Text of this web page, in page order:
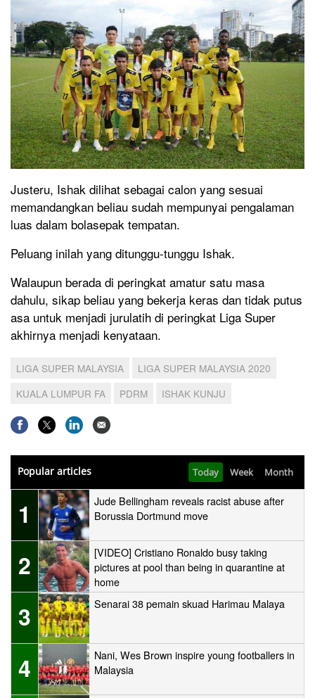
Justeru, Ishak dilihat sebagai calon yang sesuai
memandangkan beliau sudah mempunyai pengalaman
luas dalam bolasepak tempatan.
Peluang inilah yang ditunggu-tunggu Ishak.
Walaupun berada di peringkat amatur satu masa
dahulu, sikap beliau yang bekerja keras dan tidak putus
asa untuk menjadi jurulatih di peringkat Liga Super
akhirnya menjadi kenyataan.
LIGA SUPER MALAYSIA
LIGA SUPER MALAYSIA 2020
KUALA LUMPUR FA
PDRM ISHAK KUNJU
Popular articles Today Week Month
1
Jude Bellingham reveals racist abuse after
Borussia Dortmund move
2
[VIDEO] Cristiano Ronaldo busy taking
pictures at pool than being in quarantine at
home
3 Senarai 38 pemain skuad Harimau Malaya
4
Nani, Wes Brown inspire young footballers in
Malaysia